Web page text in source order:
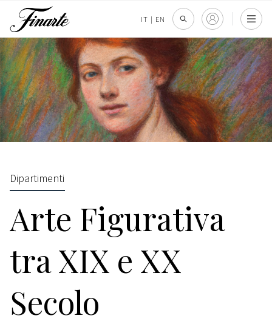
IT | EN
Dipartimenti
Arte Figurativa
tra XIX e XX
Secolo